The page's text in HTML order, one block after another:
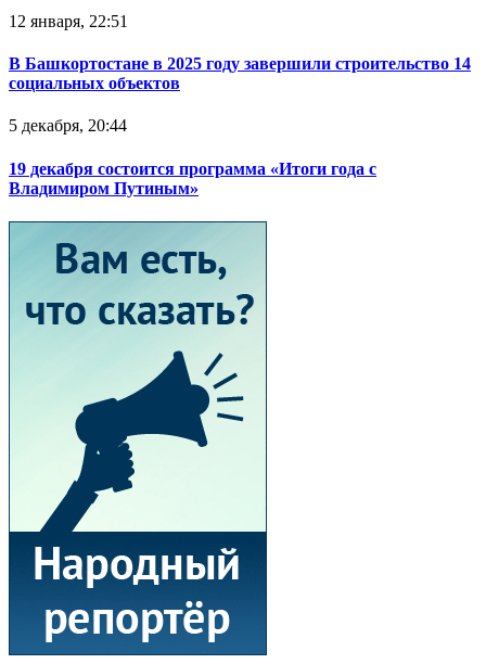
12 января, 22:51
В Башкортостане в 2025 году завершили строительство 14
социальных объектов
5 декабря, 20:44
19 декабря состоится программа «Итоги года с
Владимиром Путиным»